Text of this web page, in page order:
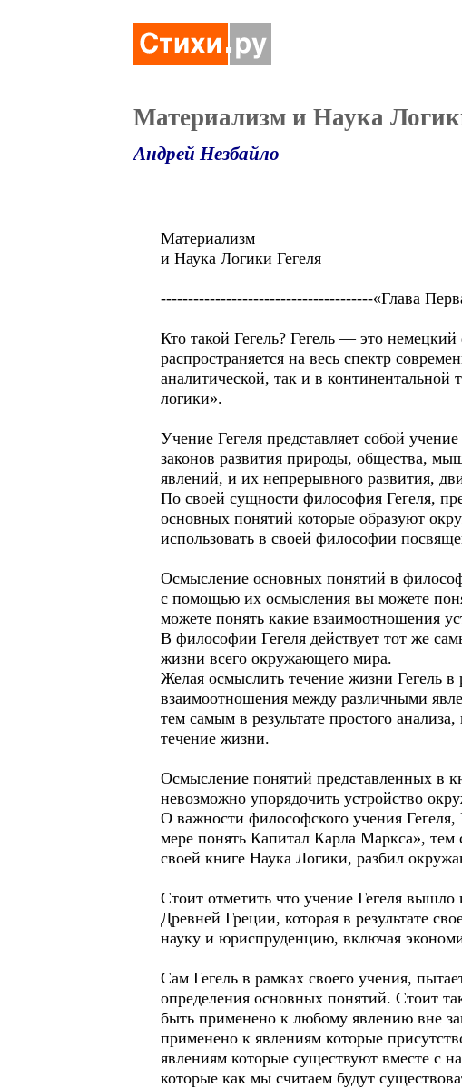
Материализм и Наука
Андрей Незбайло
Материализм
и Наука Логики Гегеля
---------------------------------------«Глава
Кто такой Гегель? Гегель — это
распространяется на весь спектр
аналитической, так и в
логики».
Учение Гегеля представляет собой
законов развития природы, общества,
явлений, и их непрерывного развития,
По своей сущности философия Гегеля,
основных понятий которые образуют
использовать в своей философии
Осмысление основных понятий в
с помощью их осмысления вы можете
можете понять какие взаимоотношения
В философии Гегеля действует тот же
жизни всего окружающего мира.
Желая осмыслить течение жизни Гегель
взаимоотношения между различными
тем самым в результате простого
течение жизни.
Осмысление понятий представленных в
невозможно упорядочить устройство
О важности философского учения
мере понять Капитал Карла Маркса»,
своей книге Наука Логики, разбил
Стоит отметить что учение Гегеля
Древней Греции, которая в результате
науку и юриспруденцию, включая
Сам Гегель в рамках своего учения,
определения основных понятий. Стоит
быть применено к любому явлению вне
применено к явлениям которые
явлениям которые существуют вместе с
которые как мы считаем будут